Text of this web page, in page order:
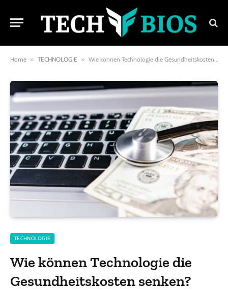
Home » TECHNOLOGIE » Wie können Technologie die Gesundheitskosten senken?
TECHNOLOGIE
Wie können Technologie die
Gesundheitskosten senken?